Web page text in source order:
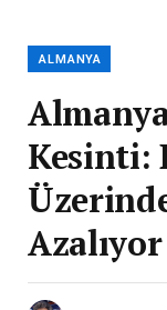
ALMANYA
Kesinti:
Azalıyor